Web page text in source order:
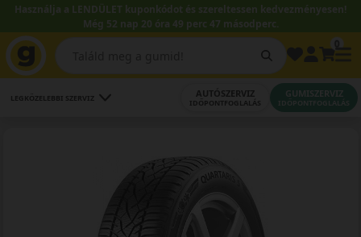
Használja a LENDÜLET kuponkódot és szereltessen kedvezményesen!
Még 52 nap 20 óra 49 perc 46 másodperc.
LEGKÖZELEBBI SZERVIZ AUTÓSZERVIZ
IDŐPONTFOGLALÁS
GUMISZERVIZ
IDŐPONTFOGLALÁS